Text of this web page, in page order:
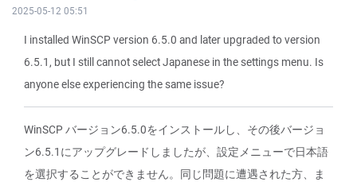
2025-05-12 05:51
I installed WinSCP version 6.5.0 and later upgraded to version
6.5.1, but I still cannot select Japanese in the settings menu. Is
anyone else experiencing the same issue?
WinSCP バージョン6.5.0をインストールし、その後バージョ
ン6.5.1にアップグレードしましたが、設定メニューで日本語
を選択することができません。同じ問題に遭遇された方、ま